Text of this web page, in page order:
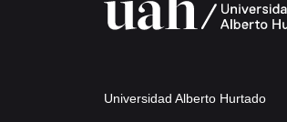
Universidad Alberto Hurtado